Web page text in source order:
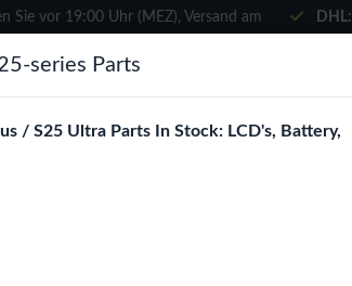
Sie Ihre Sprache
aus, als wären Sie in
Staaten
Sie vor 19:00 Uhr (MEZ), Versand am
DHL:
Lavender
series Parts
/ S25 Ultra Parts In Stock: LCD's, Battery,